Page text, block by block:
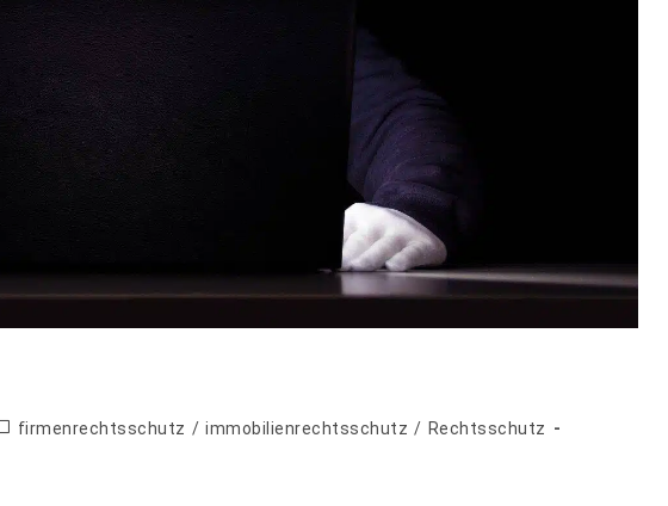
firmenrechtsschutz / immobilienrechtsschutz / Rechtsschutz